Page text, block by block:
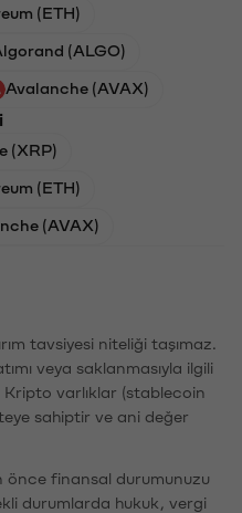
(ETH)
(ALGO)
Avalanche (AVAX)
(XRP)
(ETH)
(AVAX)
tavsiyesi niteliği taşımaz.
veya saklanmasıyla ilgili
varlıklar (stablecoin
sahiptir ve ani değer
önce finansal durumunuzu
durumlarda hukuk, vergi